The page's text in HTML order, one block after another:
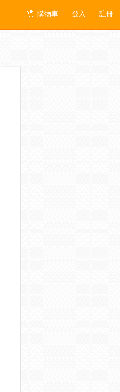
購物車 登入 註冊